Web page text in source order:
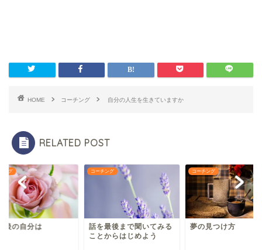
HOME コーチング 自分の人生を生きていますか
RELATED POST
ング
後の自分は
コーチング
話を最後まで聞いてみる
ことからはじめよう
コーチング
夢の見つけ方